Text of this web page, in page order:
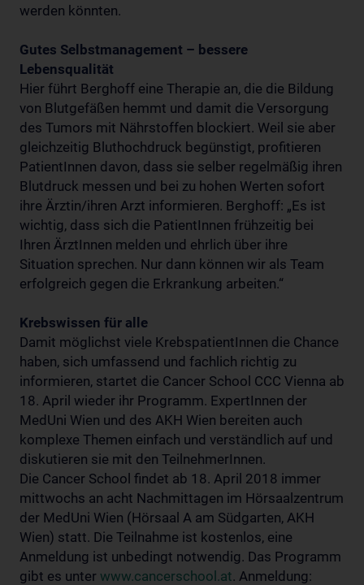
werden könnten.
Gutes Selbstmanagement – bessere
Lebensqualität
Hier führt Berghoff eine Therapie an, die die Bildung
von Blutgefäßen hemmt und damit die Versorgung
des Tumors mit Nährstoffen blockiert. Weil sie aber
gleichzeitig Bluthochdruck begünstigt, profitieren
PatientInnen davon, dass sie selber regelmäßig ihren
Blutdruck messen und bei zu hohen Werten sofort
ihre Ärztin/ihren Arzt informieren. Berghoff: „Es ist
wichtig, dass sich die PatientInnen frühzeitig bei
Ihren ÄrztInnen melden und ehrlich über ihre
Situation sprechen. Nur dann können wir als Team
erfolgreich gegen die Erkrankung arbeiten.“
Krebswissen für alle
Damit möglichst viele KrebspatientInnen die Chance
haben, sich umfassend und fachlich richtig zu
informieren, startet die Cancer School CCC Vienna ab
18. April wieder ihr Programm. ExpertInnen der
MedUni Wien und des AKH Wien bereiten auch
komplexe Themen einfach und verständlich auf und
diskutieren sie mit den TeilnehmerInnen.
Die Cancer School findet ab 18. April 2018 immer
mittwochs an acht Nachmittagen im Hörsaalzentrum
der MedUni Wien (Hörsaal A am Südgarten, AKH
Wien) statt. Die Teilnahme ist kostenlos, eine
Anmeldung ist unbedingt notwendig. Das Programm
gibt es unter www.cancerschool.at. Anmeldung: